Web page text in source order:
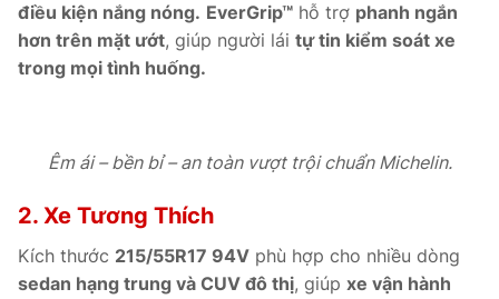
điều kiện nắng nóng. EverGrip™ hỗ trợ phanh ngắn
hơn trên mặt ướt, giúp người lái tự tin kiểm soát xe
trong mọi tình huống.
Êm ái – bền bỉ – an toàn vượt trội chuẩn Michelin.
2. Xe Tương Thích
Kích thước 215/55R17 94V phù hợp cho nhiều dòng
sedan hạng trung và CUV đô thị, giúp xe vận hành